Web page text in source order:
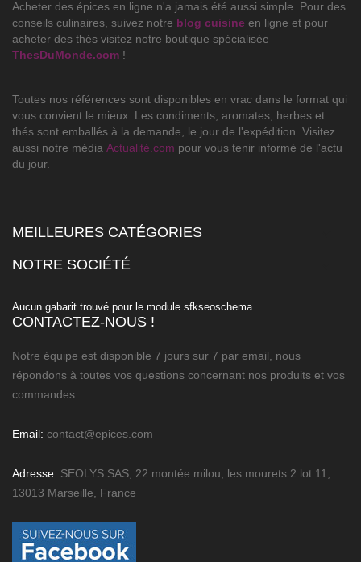
Acheter des épices en ligne n'a jamais été aussi simple. Pour des
conseils culinaires, suivez notre blog cuisine en ligne et pour
acheter des thés visitez notre boutique spécialisée
ThesDuMonde.com !
Toutes nos références sont disponibles en vrac dans le format qui
vous convient le mieux. Les condiments, aromates, herbes et
thés sont emballés à la demande, le jour de l'expédition. Visitez
aussi notre média Actualité.com pour vous tenir informé de l'actu
du jour.
MEILLEURES CATÉGORIES
NOTRE SOCIÉTÉ
Aucun gabarit trouvé pour le module sfkseoschema
CONTACTEZ-NOUS !
Notre équipe est disponible 7 jours sur 7 par email, nous
répondons à toutes vos questions concernant nos produits et vos
commandes:
Email: contact@epices.com
Adresse: SEOLYS SAS, 22 montée milou, les mourets 2 lot 11,
13013 Marseille, France